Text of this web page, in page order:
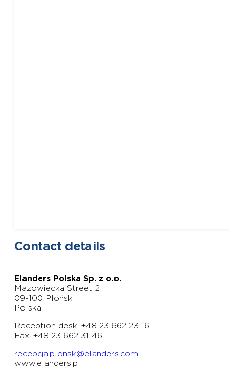
Contact details
Elanders Polska Sp. z o.o.
Mazowiecka Street 2
09-100 Płońsk
Polska
Reception desk: +48 23 662 23 16
Fax: +48 23 662 31 46
recepcja.plonsk@elanders.com
www.elanders.pl